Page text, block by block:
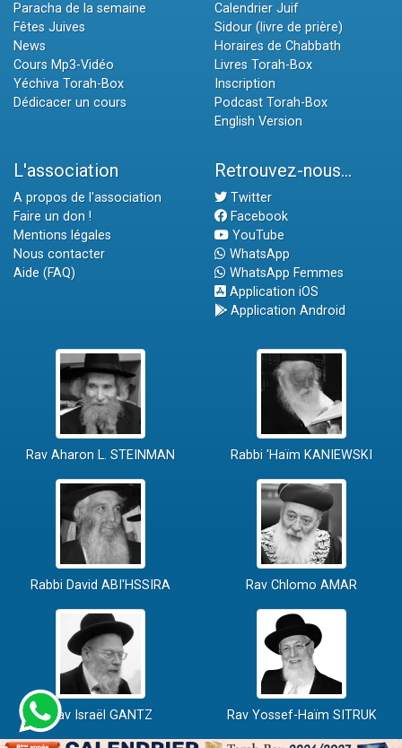
Paracha de la semaine
Fêtes Juives
News
Cours Mp3-Vidéo
Yéchiva Torah-Box
Dédicacer un cours
Calendrier Juif
Sidour (livre de prière)
Horaires de Chabbath
Livres Torah-Box
Inscription
Podcast Torah-Box
English Version
L'association
A propos de l'association
Faire un don !
Mentions légales
Nous contacter
Aide (FAQ)
Retrouvez-nous...
Twitter
Facebook
YouTube
WhatsApp
WhatsApp Femmes
Application iOS
Application Android
Rav Aharon L. STEINMAN Rabbi 'Haïm KANIEWSKI
Rabbi David ABI'HSSIRA Rav Chlomo AMAR
Rav Israël GANTZ Rav Yossef-Haïm SITRUK